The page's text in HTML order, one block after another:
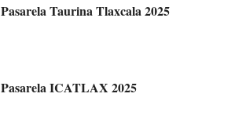
Pasarela Taurina Tlaxcala 2025
Pasarela ICATLAX 2025